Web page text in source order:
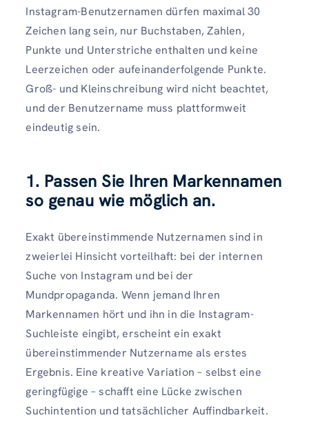
Instagram-Benutzernamen dürfen maximal 30
Zeichen lang sein, nur Buchstaben, Zahlen,
Punkte und Unterstriche enthalten und keine
Leerzeichen oder aufeinanderfolgende Punkte.
Groß- und Kleinschreibung wird nicht beachtet,
und der Benutzername muss plattformweit
eindeutig sein.
1. Passen Sie Ihren Markennamen
so genau wie möglich an.
Exakt übereinstimmende Nutzernamen sind in
zweierlei Hinsicht vorteilhaft: bei der internen
Suche von Instagram und bei der
Mundpropaganda. Wenn jemand Ihren
Markennamen hört und ihn in die Instagram-
Suchleiste eingibt, erscheint ein exakt
übereinstimmender Nutzername als erstes
Ergebnis. Eine kreative Variation – selbst eine
geringfügige – schafft eine Lücke zwischen
Suchintention und tatsächlicher Auffindbarkeit.